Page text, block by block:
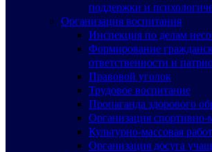
поддержки и
Организация воспитания
Инспекция по делам
Формирование
ответственности и
Правовой уголок
Трудовое воспитание
Пропаганда здорового
Организация спортивно-
Культурно-массовая
Организация досуга